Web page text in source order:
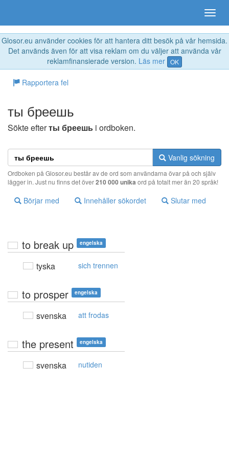
Glosor.eu använder cookies för att hantera ditt besök på vår hemsida.
Det används även för att visa reklam om du väljer att använda vår
reklamfinansierade version. Läs mer OK
Rapportera fel
ты бреешь
Sökte efterты бреешь i ordboken.
Vanlig sökning
Ordboken på Glosor.eu består av de ord som användarna övar på och själv
lägger in. Just nu finns det över210 000 unika ord på totalt mer än 20 språk!
Börjar med Innehåller sökordet Slutar med
to break up engelska
tyska sich trennen
to prosper engelska
svenska att frodas
the present engelska
svenska nutiden